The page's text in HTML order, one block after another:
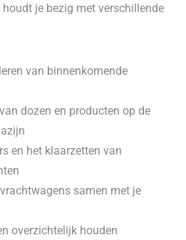
je bezig met verschillende
van binnenkomende
dozen en producten op de
en het klaarzetten van
samen met je
overzichtelijk houden